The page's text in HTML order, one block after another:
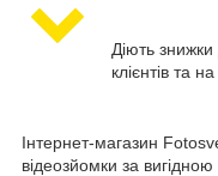
Діють
клієнтів та на
Інтернет-магазин
відеозйомки за